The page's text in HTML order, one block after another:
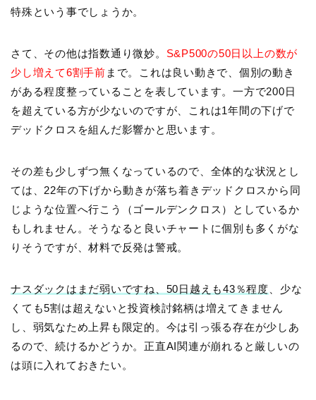
特殊という事でしょうか。
さて、その他は指数通り微妙。 S&P500の50日以上の数が
少し増えて6割手前 まで。これは良い動きで、個別の動き
がある程度整っていることを表しています。一方で200日
を超えている方が少ないのですが、これは1年間の下げで
デッドクロスを組んだ影響かと思います。
その差も少しずつ無くなっているので、全体的な状況とし
ては、22年の下げから動きが落ち着きデッドクロスから同
じような位置へ行こう（ゴールデンクロス）としているか
もしれません。そうなると良いチャートに個別も多くがな
りそうですが、材料で反発は警戒。
ナスダックはまだ弱いですね、50日越えも43％程度 、少な
くても5割は超えないと投資検討銘柄は増えてきません
し、弱気なため上昇も限定的。今は引っ張る存在が少しあ
るので、続けるかどうか。正直AI関連が崩れると厳しいの
は頭に入れておきたい。